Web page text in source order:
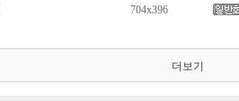
704x396
더보기